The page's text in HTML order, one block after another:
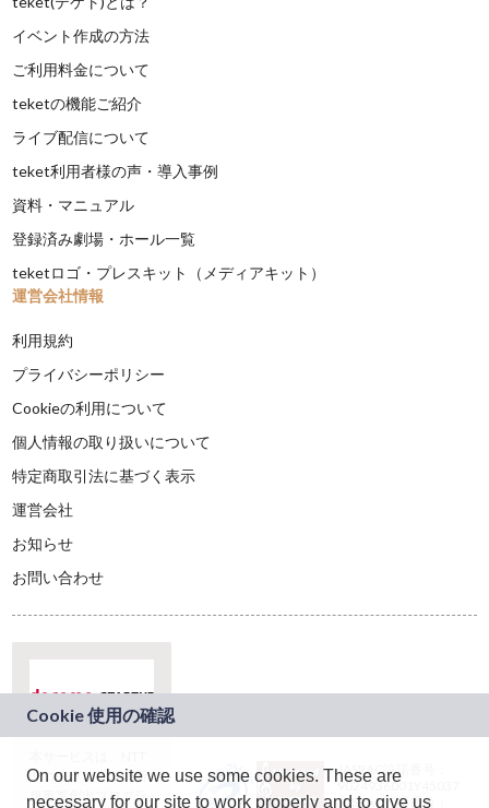
イベント作成の方法
ご利用料金について
teketの機能ご紹介
ライブ配信について
teket利用者様の声・導入事例
資料・マニュアル
登録済み劇場・ホール一覧
teketロゴ・プレスキット（メディアキット）
運営会社情報
利用規約
プライバシーポリシー
Cookieの利用について
個人情報の取り扱いについて
特定商取引法に基づく表示
運営会社
お知らせ
お問い合わせ
ドコモグループの新
規事業創出プログラ
JASRAC許諾番号：
9024936001Y45037
JASRAC許諾番号：
On our website we use some cookies. These are
necessary for our site to work properly and to give us